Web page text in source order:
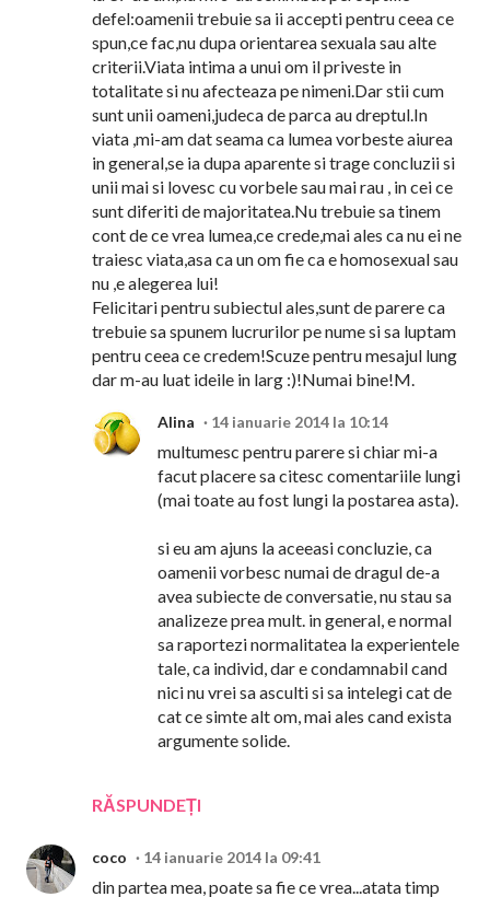
defel:oamenii trebuie sa ii accepti pentru ceea ce
spun,ce fac,nu dupa orientarea sexuala sau alte
criterii.Viata intima a unui om il priveste in
totalitate si nu afecteaza pe nimeni.Dar stii cum
sunt unii oameni,judeca de parca au dreptul.In
viata ,mi-am dat seama ca lumea vorbeste aiurea
in general,se ia dupa aparente si trage concluzii si
unii mai si lovesc cu vorbele sau mai rau , in cei ce
sunt diferiti de majoritatea.Nu trebuie sa tinem
cont de ce vrea lumea,ce crede,mai ales ca nu ei ne
traiesc viata,asa ca un om fie ca e homosexual sau
nu ,e alegerea lui!
Felicitari pentru subiectul ales,sunt de parere ca
trebuie sa spunem lucrurilor pe nume si sa luptam
pentru ceea ce credem!Scuze pentru mesajul lung
dar m-au luat ideile in larg :)!Numai bine!M.
RĂSPUNDEȚI
Alina 14 ianuarie 2014 la 10:14
multumesc pentru parere si chiar mi-a
facut placere sa citesc comentariile lungi
(mai toate au fost lungi la postarea asta).
si eu am ajuns la aceeasi concluzie, ca
oamenii vorbesc numai de dragul de-a
avea subiecte de conversatie, nu stau sa
analizeze prea mult. in general, e normal
sa raportezi normalitatea la experientele
tale, ca individ, dar e condamnabil cand
nici nu vrei sa asculti si sa intelegi cat de
cat ce simte alt om, mai ales cand exista
argumente solide.
coco 14 ianuarie 2014 la 09:41
din partea mea, poate sa fie ce vrea...atata timp